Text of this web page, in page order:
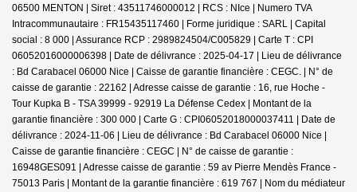
06500 MENTON | Siret : 43511746000012 | RCS : NIce | Numero TVA
Intracommunautaire : FR15435117460 | Forme juridique : SARL | Capital
social : 8 000 | Assurance RCP : 2989824504/C005829 | Carte T : CPI
06052016000006398 | Date de délivrance : 2025-04-17 | Lieu de délivrance
: Bd Carabacel 06000 Nice | Caisse de garantie financière : CEGC. | N° de
caisse de garantie : 22162 | Adresse caisse de garantie : 16, rue Hoche -
Tour Kupka B - TSA 39999 - 92919 La Défense Cedex | Montant de la
garantie financière : 300 000 | Carte G : CPI06052018000037411 | Date de
délivrance : 2024-11-06 | Lieu de délivrance : Bd Carabacel 06000 Nice |
Caisse de garantie financière : CEGC | N° de caisse de garantie :
16948GES091 | Adresse caisse de garantie : 59 av Pierre Mendès France -
75013 Paris | Montant de la garantie financière : 619 767 | Nom du médiateur